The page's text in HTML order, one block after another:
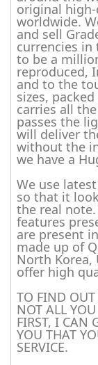
original high-
worldwide.
and sell
currencies in
to be a
reproduced,
and to the
sizes,
carries all
passes the
will deliver
without the
we have a
We use
so that it
the real
features
are present
made up of
North Korea,
offer high
TO FIND
NOT ALL
FIRST, I CAN
YOU THAT
SERVICE.